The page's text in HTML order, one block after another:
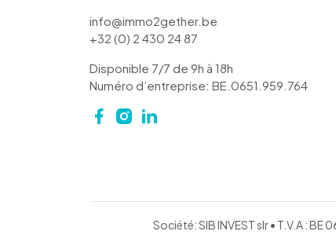
info@immo2gether.be
+32 (0) 2 430 24 87
Disponible 7/7 de 9h à 18h
Numéro d’entreprise: BE.0651.959.764
Société: SIB INVEST slr • T.V.A :